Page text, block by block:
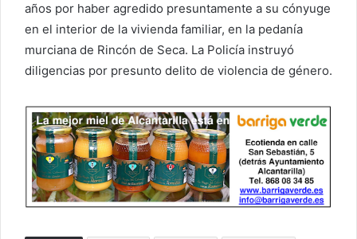
años por haber agredido presuntamente a su cónyuge
en el interior de la vivienda familiar, en la pedanía
murciana de Rincón de Seca. La Policía instruyó
diligencias por presunto delito de violencia de género.